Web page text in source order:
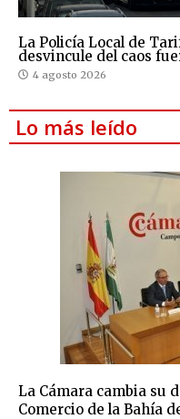
La Policía Local de
desvincule del caos
4 agosto 2026
Lo más leído
La Cámara cambia su
Comercio de la Bahía